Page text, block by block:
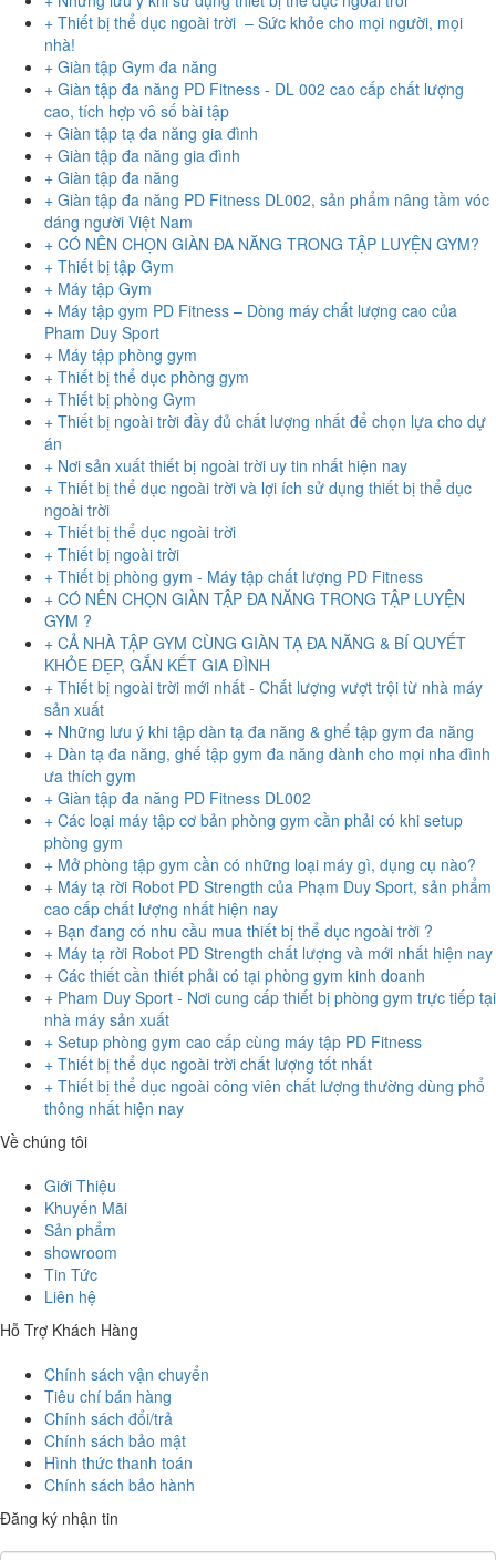
+ Thiết bị thể dục ngoài trời – Sức khỏe cho mọi người, mọi
nhà!
+ Giàn tập Gym đa năng
+ Giàn tập đa năng PD Fitness - DL 002 cao cấp chất lượng
cao, tích hợp vô số bài tập
+ Giàn tập tạ đa năng gia đình
+ Giàn tập đa năng gia đình
+ Giàn tập đa năng
+ Giàn tập đa năng PD Fitness DL002, sản phẩm nâng tầm vóc
dáng người Việt Nam
+ CÓ NÊN CHỌN GIÀN ĐA NĂNG TRONG TẬP LUYỆN GYM?
+ Thiết bị tập Gym
+ Máy tập Gym
+ Máy tập gym PD Fitness – Dòng máy chất lượng cao của
Pham Duy Sport
+ Máy tập phòng gym
+ Thiết bị thể dục phòng gym
+ Thiết bị phòng Gym
+ Thiết bị ngoài trời đầy đủ chất lượng nhất để chọn lựa cho dự
án
+ Nơi sản xuất thiết bị ngoài trời uy tin nhất hiện nay
+ Thiết bị thể dục ngoài trời và lợi ích sử dụng thiết bị thể dục
ngoài trời
+ Thiết bị thể dục ngoài trời
+ Thiết bị ngoài trời
+ Thiết bị phòng gym - Máy tập chất lượng PD Fitness
+ CÓ NÊN CHỌN GIÀN TẬP ĐA NĂNG TRONG TẬP LUYỆN
GYM ?
+ CẢ NHÀ TẬP GYM CÙNG GIÀN TẠ ĐA NĂNG & BÍ QUYẾT
KHỎE ĐẸP, GẮN KẾT GIA ĐÌNH
+ Thiết bị ngoài trời mới nhất - Chất lượng vượt trội từ nhà máy
sản xuất
+ Những lưu ý khi tập dàn tạ đa năng & ghế tập gym đa năng
+ Dàn tạ đa năng, ghế tập gym đa năng dành cho mọi nha đình
ưa thích gym
+ Giàn tập đa năng PD Fitness DL002
+ Các loại máy tập cơ bản phòng gym cần phải có khi setup
phòng gym
+ Mở phòng tập gym cần có những loại máy gì, dụng cụ nào?
+ Máy tạ rời Robot PD Strength của Phạm Duy Sport, sản phẩm
cao cấp chất lượng nhất hiện nay
+ Bạn đang có nhu cầu mua thiết bị thể dục ngoài trời ?
+ Máy tạ rời Robot PD Strength chất lượng và mới nhất hiện nay
+ Các thiết cần thiết phải có tại phòng gym kinh doanh
+ Pham Duy Sport - Nơi cung cấp thiết bị phòng gym trực tiếp tại
nhà máy sản xuất
+ Setup phòng gym cao cấp cùng máy tập PD Fitness
+ Thiết bị thể dục ngoài trời chất lượng tốt nhất
+ Thiết bị thể dục ngoài công viên chất lượng thường dùng phổ
thông nhất hiện nay
Về chúng tôi
Giới Thiệu
Khuyến Mãi
Sản phẩm
showroom
Tin Tức
Liên hệ
Hỗ Trợ Khách Hàng
Chính sách vận chuyển
Tiêu chí bán hàng
Chính sách đổi/trả
Chính sách bảo mật
Hình thức thanh toán
Chính sách bảo hành
Đăng ký nhận tin